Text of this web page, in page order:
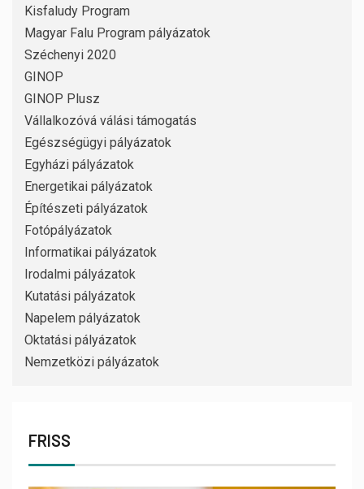
Kisfaludy Program
Magyar Falu Program pályázatok
Széchenyi 2020
GINOP
GINOP Plusz
Vállalkozóvá válási támogatás
Egészségügyi pályázatok
Egyházi pályázatok
Energetikai pályázatok
Építészeti pályázatok
Fotópályázatok
Informatikai pályázatok
Irodalmi pályázatok
Kutatási pályázatok
Napelem pályázatok
Oktatási pályázatok
Nemzetközi pályázatok
FRISS